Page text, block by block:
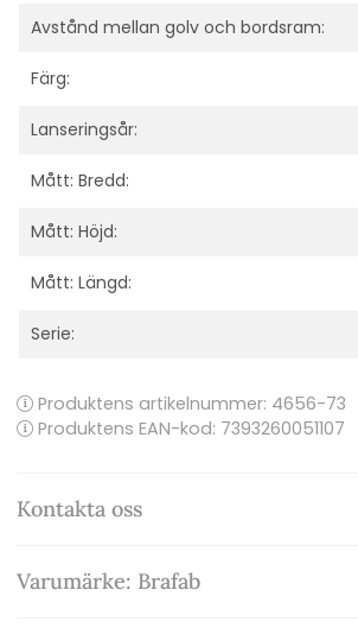
Avstånd mellan golv och bordsram:
Färg:
Lanseringsår:
Mått: Bredd:
Mått: Höjd:
Mått: Längd:
Serie:
Produktens artikelnummer: 4656-73
Produktens EAN-kod: 7393260051107
Kontakta oss
Varumärke: Brafab